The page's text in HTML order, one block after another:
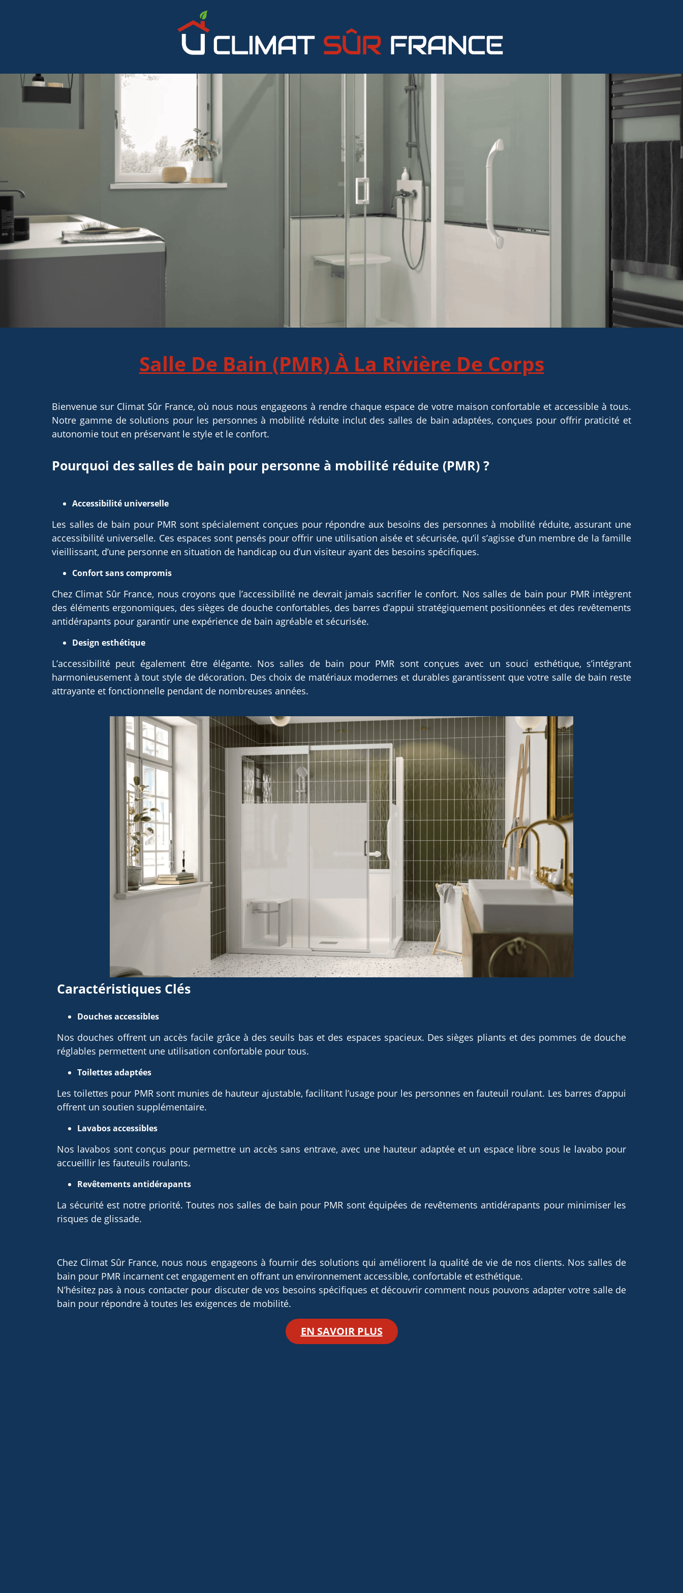
Salle De Bain (PMR) À La Rivière De Corps
Bienvenue sur Climat Sûr France, où nous nous engageons à rendre chaque espace de votre maison confortable et accessible à tous.
Notre gamme de solutions pour les personnes à mobilité réduite inclut des salles de bain adaptées, conçues pour offrir praticité et
autonomie tout en préservant le style et le confort.
Pourquoi des salles de bain pour personne à mobilité réduite (PMR) ?
Accessibilité universelle
Les salles de bain pour PMR sont spécialement conçues pour répondre aux besoins des personnes à mobilité réduite, assurant une
accessibilité universelle. Ces espaces sont pensés pour offrir une utilisation aisée et sécurisée, qu’il s’agisse d’un membre de la famille
vieillissant, d’une personne en situation de handicap ou d’un visiteur ayant des besoins spécifiques.
Confort sans compromis
Chez Climat Sûr France, nous croyons que l’accessibilité ne devrait jamais sacrifier le confort. Nos salles de bain pour PMR intègrent
des éléments ergonomiques, des sièges de douche confortables, des barres d’appui stratégiquement positionnées et des revêtements
antidérapants pour garantir une expérience de bain agréable et sécurisée.
Design esthétique
L’accessibilité peut également être élégante. Nos salles de bain pour PMR sont conçues avec un souci esthétique, s’intégrant
harmonieusement à tout style de décoration. Des choix de matériaux modernes et durables garantissent que votre salle de bain reste
attrayante et fonctionnelle pendant de nombreuses années.
Caractéristiques Clés
Douches accessibles
Nos douches offrent un accès facile grâce à des seuils bas et des espaces spacieux. Des sièges pliants et des pommes de douche
réglables permettent une utilisation confortable pour tous.
Toilettes adaptées
Les toilettes pour PMR sont munies de hauteur ajustable, facilitant l’usage pour les personnes en fauteuil roulant. Les barres d’appui
offrent un soutien supplémentaire.
Lavabos accessibles
Nos lavabos sont conçus pour permettre un accès sans entrave, avec une hauteur adaptée et un espace libre sous le lavabo pour
accueillir les fauteuils roulants.
Revêtements antidérapants
La sécurité est notre priorité. Toutes nos salles de bain pour PMR sont équipées de revêtements antidérapants pour minimiser les
risques de glissade.
Chez Climat Sûr France, nous nous engageons à fournir des solutions qui améliorent la qualité de vie de nos clients. Nos salles de
bain pour PMR incarnent cet engagement en offrant un environnement accessible, confortable et esthétique.
N’hésitez pas à nous contacter pour discuter de vos besoins spécifiques et découvrir comment nous pouvons adapter votre salle de
bain pour répondre à toutes les exigences de mobilité.
EN SAVOIR PLUS